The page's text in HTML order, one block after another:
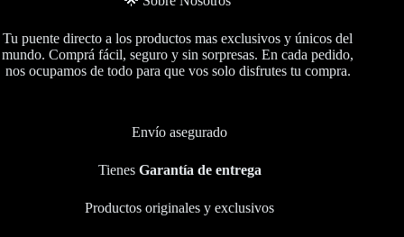
Tu puente directo a los productos mas exclusivos y únicos del
mundo. Comprá fácil, seguro y sin sorpresas. En cada pedido,
nos ocupamos de todo para que vos solo disfrutes tu compra.
Envío asegurado
Tienes Garantía de entrega
Productos originales y exclusivos